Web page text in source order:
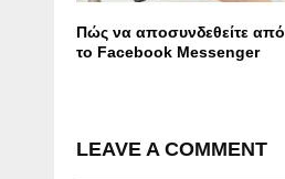
Πώς να αποσυνδεθείτε από
το Facebook Messenger
LEAVE A COMMENT